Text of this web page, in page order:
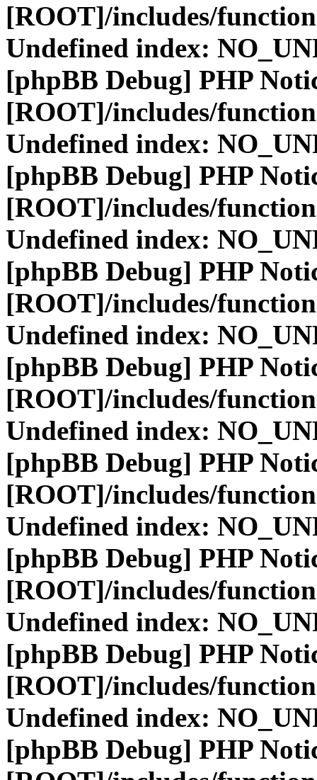
[ROOT]/includes/
Undefined index:
[phpBB Debug] PHP
[ROOT]/includes/
Undefined index:
[phpBB Debug] PHP
[ROOT]/includes/
Undefined index:
[phpBB Debug] PHP
[ROOT]/includes/
Undefined index:
[phpBB Debug] PHP
[ROOT]/includes/
Undefined index:
[phpBB Debug] PHP
[ROOT]/includes/
Undefined index:
[phpBB Debug] PHP
[ROOT]/includes/
Undefined index:
[phpBB Debug] PHP
[ROOT]/includes/
Undefined index:
[phpBB Debug] PHP